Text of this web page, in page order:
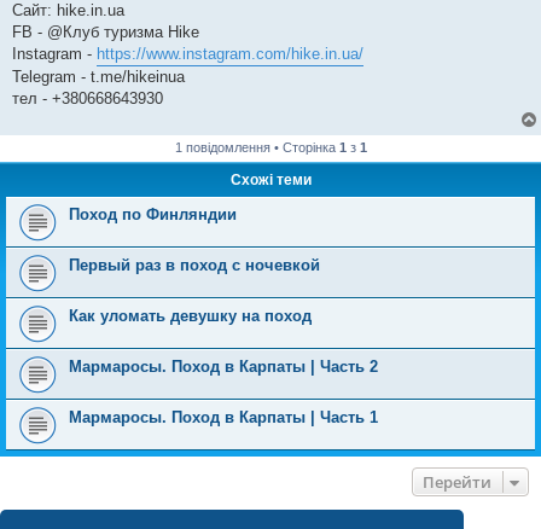
Сайт: hike.in.ua
FB - @Клуб туризма Hike
Instagram - https://www.instagram.com/hike.in.ua/
Telegram - t.me/hikeinua
тел - +380668643930
1 повідомлення • Сторінка 1 з 1
Схожі теми
Поход по Финляндии
Первый раз в поход с ночевкой
Как уломать девушку на поход
Мармаросы. Поход в Карпаты | Часть 2
Мармаросы. Поход в Карпаты | Часть 1
Перейти